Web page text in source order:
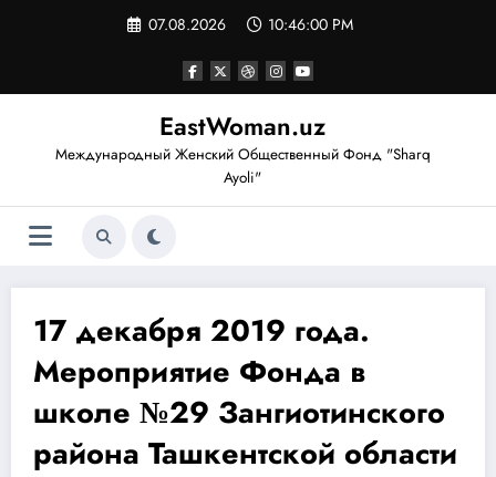
07.08.2026 10:46:00 PM
EastWoman.uz
Международный Женский Общественный Фонд "Sharq
Ayoli"
17 декабря 2019 года.
Мероприятие Фонда в
школе №29 Зангиотинского
района Ташкентской области